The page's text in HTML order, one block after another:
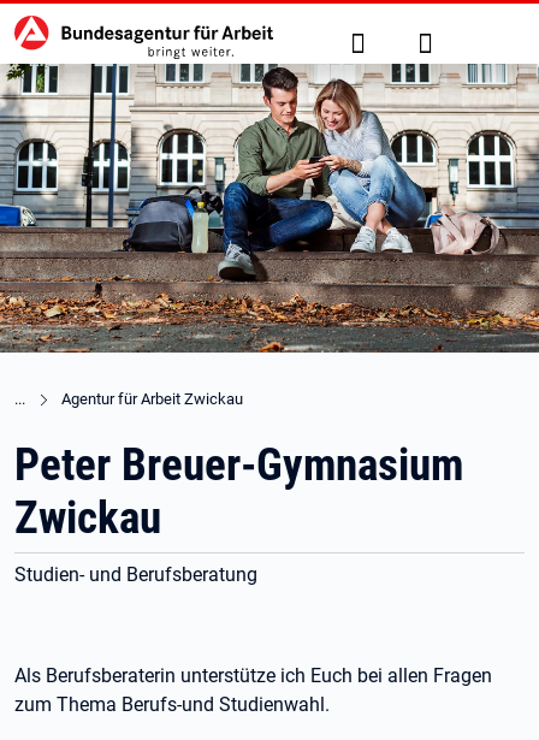
zu den Hauptinhalten springen
Hauptnavigation Suche Anmelden
Agentur für Arbeit Zwickau
Peter Breuer-Gymnasium
Zwickau
Studien- und Berufsberatung
Als Berufsberaterin unterstütze ich Euch bei allen Fragen
zum Thema Berufs-und Studienwahl.